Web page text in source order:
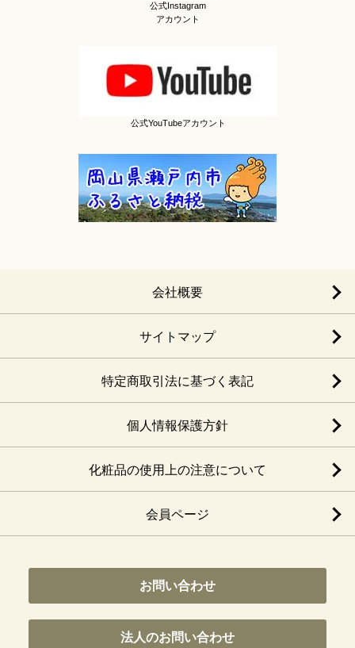
公式Instagram
アカウント
公式YouTubeアカウント
会社概要
サイトマップ
特定商取引法に基づく表記
個人情報保護方針
化粧品の使用上の注意について
会員ページ
お問い合わせ
法人のお問い合わせ